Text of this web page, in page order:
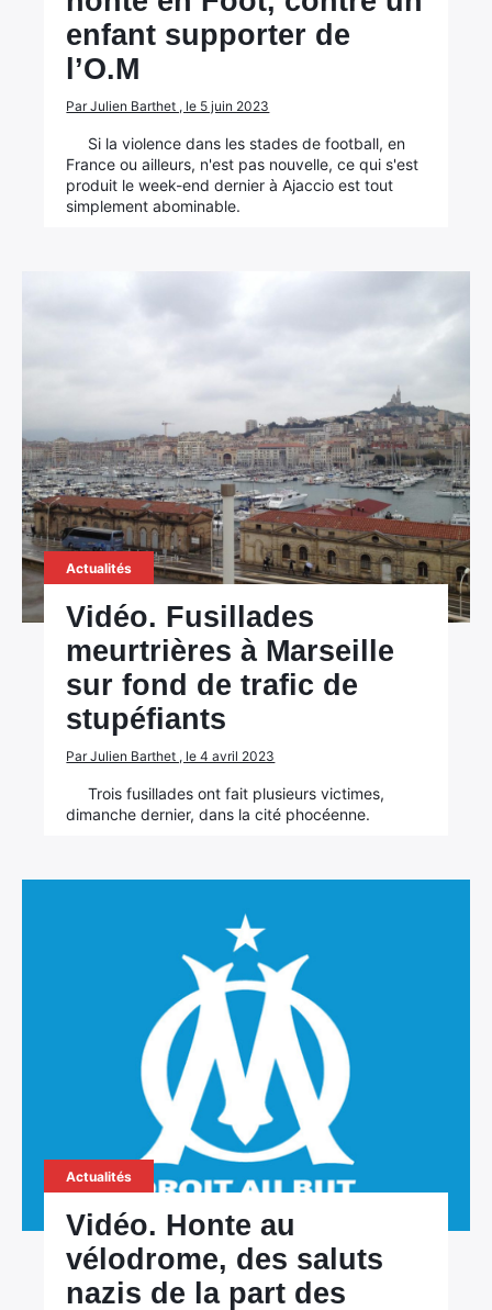
enfant supporter de
l’O.M
Par Julien Barthet , le 5 juin 2023
Si la violence dans les stades de football, en
France ou ailleurs, n'est pas nouvelle, ce qui s'est
produit le week-end dernier à Ajaccio est tout
simplement abominable.
Actualités
Vidéo. Fusillades
meurtrières à Marseille
sur fond de trafic de
stupéfiants
Par Julien Barthet , le 4 avril 2023
Trois fusillades ont fait plusieurs victimes,
dimanche dernier, dans la cité phocéenne.
Actualités
Vidéo. Honte au
vélodrome, des saluts
nazis de la part des